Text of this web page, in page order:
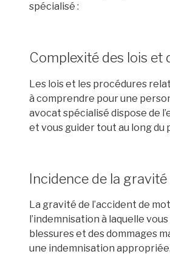
spécialisé :
Complexité des lois et
Les lois et les procédures
à comprendre pour une
avocat spécialisé dispose de
et vous guider tout au long du
Incidence de la gravité
La gravité de l’accident de
l’indemnisation à laquelle
blessures et des dommages
une indemnisation appropriée.